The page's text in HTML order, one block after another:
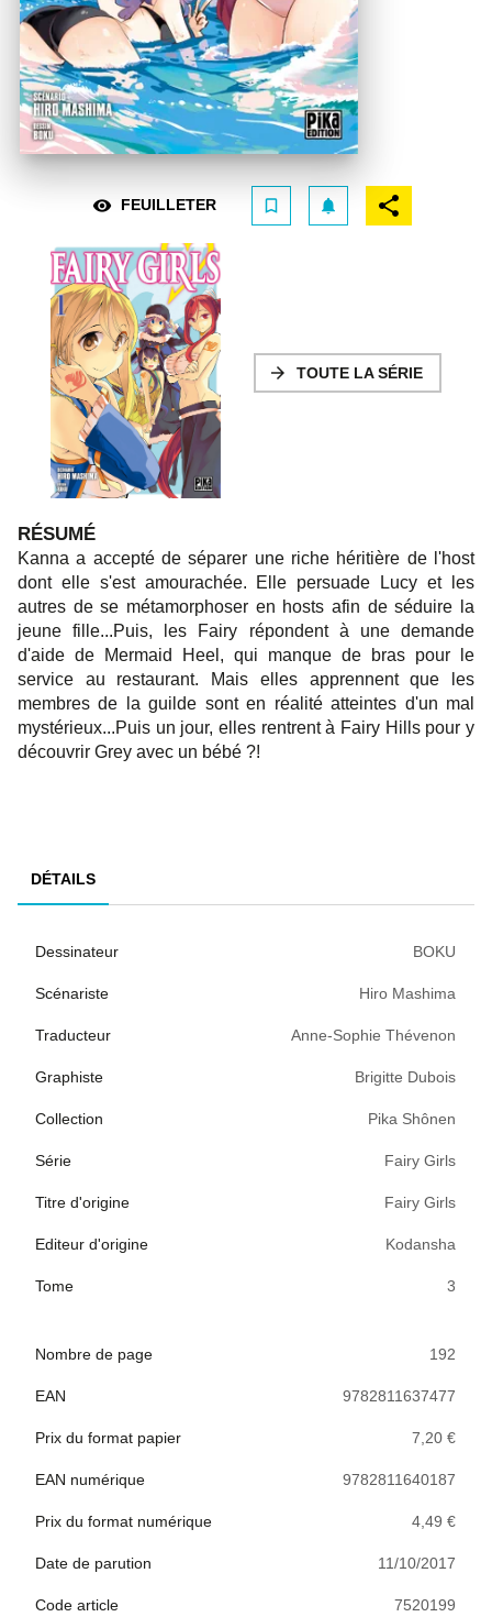
visibility FEUILLETER bookmark_border notifications
arrow_forward TOUTE LA SÉRIE
RÉSUMÉ
Kanna a accepté de séparer une riche héritière de l'host
dont elle s'est amourachée. Elle persuade Lucy et les
autres de se métamorphoser en hosts afin de séduire la
jeune fille...Puis, les Fairy répondent à une demande
d'aide de Mermaid Heel, qui manque de bras pour le
service au restaurant. Mais elles apprennent que les
membres de la guilde sont en réalité atteintes d'un mal
mystérieux...Puis un jour, elles rentrent à Fairy Hills pour y
découvrir Grey avec un bébé ?!
DÉTAILS
Dessinateur BOKU
Scénariste Hiro Mashima
Traducteur Anne-Sophie Thévenon
Graphiste Brigitte Dubois
Collection Pika Shônen
Série Fairy Girls
Titre d'origine Fairy Girls
Editeur d'origine Kodansha
Tome 3
Nombre de page 192
EAN 9782811637477
Prix du format papier 7,20 €
EAN numérique 9782811640187
Prix du format numérique 4,49 €
Date de parution 11/10/2017
Code article 7520199